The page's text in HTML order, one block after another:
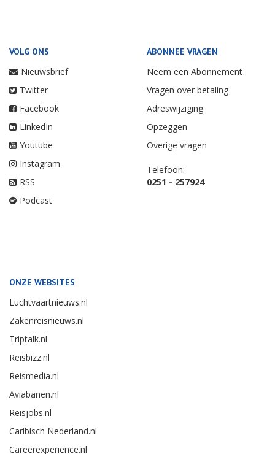
VOLG ONS
Nieuwsbrief
Twitter
Facebook
LinkedIn
Youtube
Instagram
RSS
Podcast
ABONNEE VRAGEN
Neem een Abonnement
Vragen over betaling
Adreswijziging
Opzeggen
Overige vragen
Telefoon:
0251 - 257924
ONZE WEBSITES
Luchtvaartnieuws.nl
Zakenreisnieuws.nl
Triptalk.nl
Reisbizz.nl
Reismedia.nl
Aviabanen.nl
Reisjobs.nl
Caribisch Nederland.nl
Careerexperience.nl